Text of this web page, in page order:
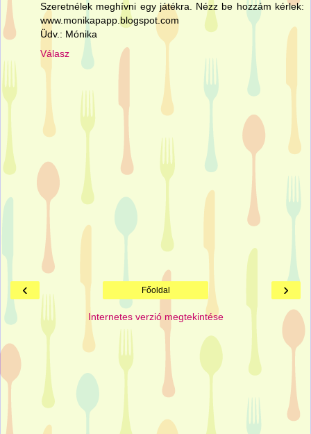
Szeretnélek meghívni egy játékra. Nézz be hozzám kérlek:
www.monikapapp.blogspot.com
Üdv.: Mónika
Válasz
‹ ›
Főoldal
Internetes verzió megtekintése